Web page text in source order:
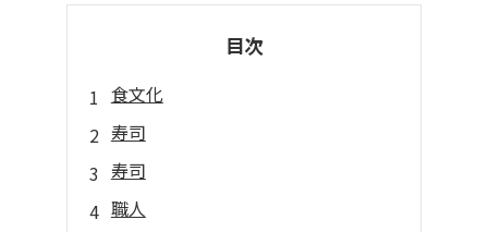
目次
食文化
寿司
寿司
職人